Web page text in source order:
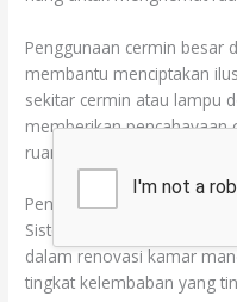
Penggunaan cermin besar
membantu menciptakan
sekitar cermin atau lampu
memberikan
ruang.
Pentingnya Sistem Ventilasi
Sistem ventilasi dan
dalam renovasi kamar
tingkat kelembaban yang